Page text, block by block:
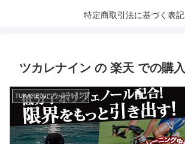
特定商取引法に基づく表記
ツカレナイン の 楽天 での購入
TUKARE09(ツカレナイン)